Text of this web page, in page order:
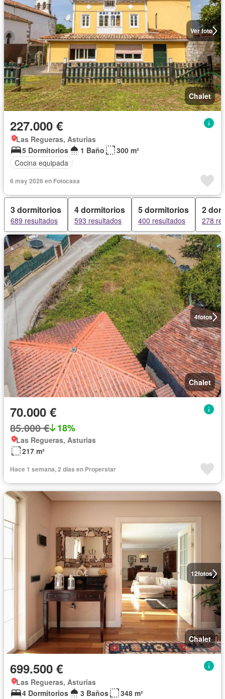
Ver foto
Chalet
227.000 €
Las Regueras, Asturias
5 Dormitorios
1 Baño
300 m²
Cocina equipada
6 may 2026 en Fotocasa
3 dormitorios
689 resultados
4 dormitorios
593 resultados
5 dormitorios
400 resultados
2
278
4fotos
Chalet
70.000 €
85.000 € 18%
Las Regueras, Asturias
217 m²
Hace 1 semana, 2 días en Properstar
12fotos
Chalet
699.500 €
Las Regueras, Asturias
4 Dormitorios
3 Baños
348 m²